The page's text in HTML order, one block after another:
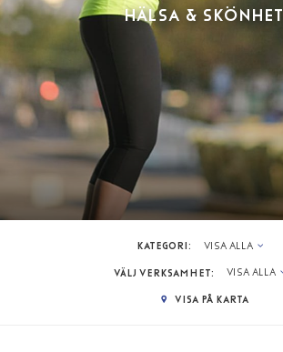
HÄLSA & SKÖNHET
KATEGORI: VISA ALLA
VÄLJ VERKSAMHET: VISA ALLA
VISA PÅ KARTA